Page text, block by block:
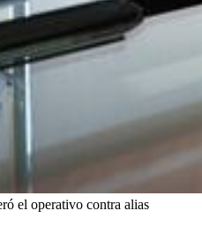
el operativo contra alias